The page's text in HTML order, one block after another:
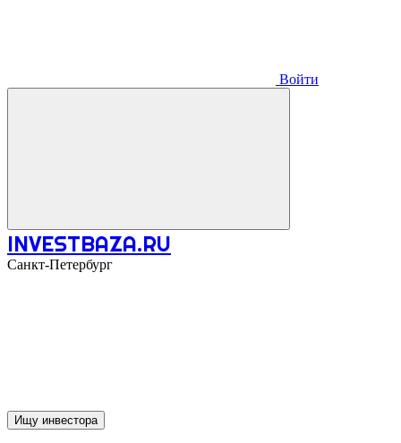
Войти
INVESTBAZA.RU
Санкт-Петербург
Ищу инвестора